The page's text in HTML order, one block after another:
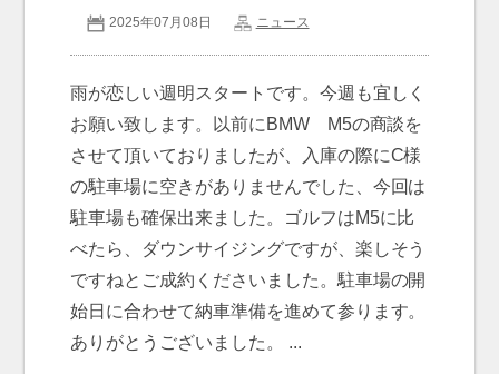
2025年07月08日 ニュース
雨が恋しい週明スタートです。今週も宜しく
お願い致します。以前にBMW M5の商談を
させて頂いておりましたが、入庫の際にC様
の駐車場に空きがありませんでした、今回は
駐車場も確保出来ました。ゴルフはM5に比
べたら、ダウンサイジングですが、楽しそう
ですねとご成約くださいました。駐車場の開
始日に合わせて納車準備を進めて参ります。
ありがとうございました。 ...